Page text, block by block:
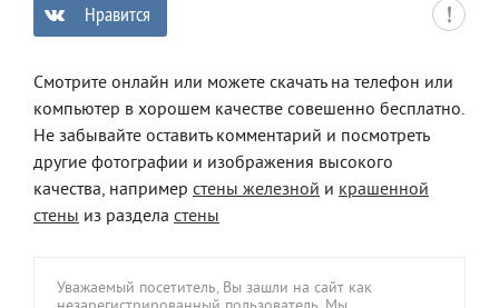
Нравится
Смотрите онлайн или можете скачать на телефон или
компьютер в хорошем качестве совешенно бесплатно.
Не забывайте оставить комментарий и посмотреть
другие фотографии и изображения высокого
качества, например стены железной и крашенной
стены из раздела стены
Уважаемый посетитель, Вы зашли на сайт как